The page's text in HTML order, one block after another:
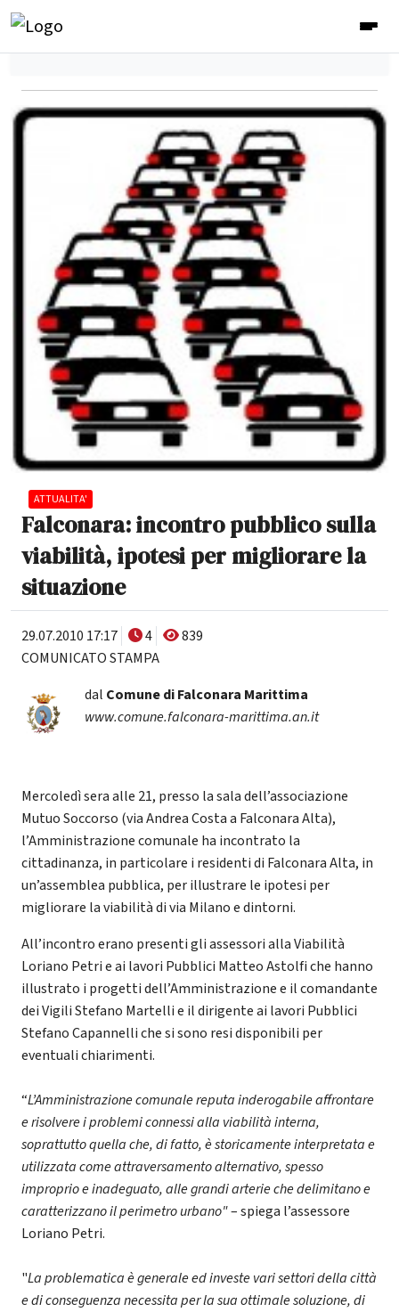
ATTUALITA'
Falconara: incontro pubblico sulla
viabilità, ipotesi per migliorare la
situazione
29.07.2010 17:17 4
839
COMUNICATO STAMPA
dal Comune di Falconara Marittima
www.comune.falconara-marittima.an.it
Mercoledì sera alle 21, presso la sala dell’associazione
Mutuo Soccorso (via Andrea Costa a Falconara Alta),
l’Amministrazione comunale ha incontrato la
cittadinanza, in particolare i residenti di Falconara Alta, in
un’assemblea pubblica, per illustrare le ipotesi per
migliorare la viabilità di via Milano e dintorni.
All’incontro erano presenti gli assessori alla Viabilità
Loriano Petri e ai lavori Pubblici Matteo Astolfi che hanno
illustrato i progetti dell’Amministrazione e il comandante
dei Vigili Stefano Martelli e il dirigente ai lavori Pubblici
Stefano Capannelli che si sono resi disponibili per
eventuali chiarimenti.
“L’Amministrazione comunale reputa inderogabile affrontare
e risolvere i problemi connessi alla viabilità interna,
soprattutto quella che, di fatto, è storicamente interpretata e
utilizzata come attraversamento alternativo, spesso
improprio e inadeguato, alle grandi arterie che delimitano e
caratterizzano il perimetro urbano"– spiega l’assessore
Loriano Petri.
"La problematica è generale ed investe vari settori della città
e di conseguenza necessita per la sua ottimale soluzione, di